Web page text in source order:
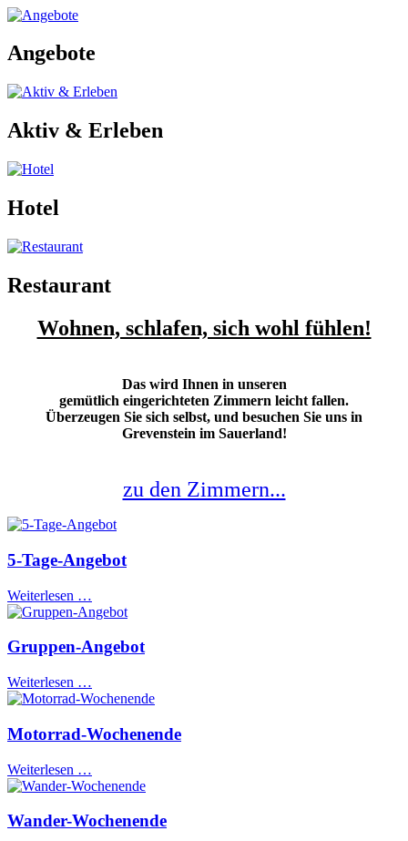
Angebote
Aktiv & Erleben
Hotel
Restaurant
Wohnen, schlafen, sich wohl fühlen!
Das wird Ihnen in unseren
gemütlich eingerichteten Zimmern leicht fallen.
Überzeugen Sie sich selbst, und besuchen Sie uns in
Grevenstein im Sauerland!
zu den Zimmern...
5-Tage-Angebot
Weiterlesen …
Gruppen-Angebot
Weiterlesen …
Motorrad-Wochenende
Weiterlesen …
Wander-Wochenende